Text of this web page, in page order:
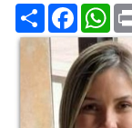
Share